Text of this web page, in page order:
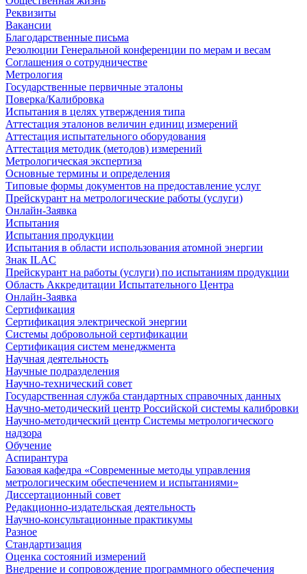
Реквизиты
Вакансии
Благодарственные письма
Резолюции Генеральной конференции по мерам и весам
Соглашения о сотрудничестве
Метрология
Государственные первичные эталоны
Поверка/Калибровка
Испытания в целях утверждения типа
Аттестация эталонов величин единиц измерений
Аттестация испытательного оборудования
Аттестация методик (методов) измерений
Метрологическая экспертиза
Основные термины и определения
Типовые формы документов на предоставление услуг
Прейскурант на метрологические работы (услуги)
Онлайн-Заявка
Испытания
Испытания продукции
Испытания в области использования атомной энергии
Знак ILAC
Прейскурант на работы (услуги) по испытаниям продукции
Область Аккредитации Испытательного Центра
Онлайн-Заявка
Сертификация
Сертификация электрической энергии
Системы добровольной сертификации
Сертификация систем менеджмента
Научная деятельность
Научные подразделения
Научно-технический совет
Государственная служба стандартных справочных данных
Научно-методический центр Российской системы калибровки
Научно-методический центр Системы метрологического
надзора
Обучение
Аспирантура
Базовая кафедра «Современные методы управления
метрологическим обеспечением и испытаниями»
Диссертационный совет
Редакционно-издательская деятельность
Научно-консультационные практикумы
Разное
Стандартизация
Оценка состояний измерений
Внедрение и сопровождение программного обеспечения